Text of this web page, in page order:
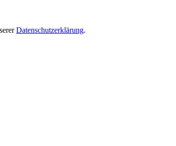
Datenschutzerklärung.